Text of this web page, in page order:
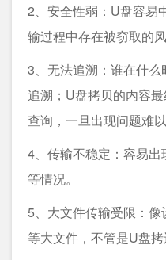
2、安全性弱：U盘容易
输过程中存在被窃取的风
3、无法追溯：谁在什
追溯；U盘拷贝的内容
查询，一旦出现问题难以
4、传输不稳定：容易
等情况。
5、大文件传输受限：
等大文件，不管是U盘